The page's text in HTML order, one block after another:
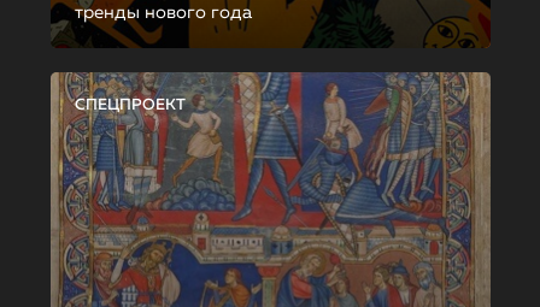
тренды нового года
СПЕЦПРОЕКТ